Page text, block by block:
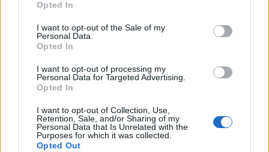
Opted In
I want to opt-out of the Sale of my
Personal Data.
Opted In
I want to opt-out of processing my
Personal Data for Targeted Advertising.
Opted In
I want to opt-out of Collection, Use,
Retention, Sale, and/or Sharing of my
Personal Data that Is Unrelated with the
Purposes for which it was collected.
Opted Out
Αθήνα: Πως ένα τελεσίγραφο τον έφτασε στο
07/08/2026 12:29